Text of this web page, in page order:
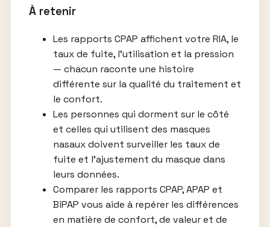
À retenir
Les rapports CPAP affichent votre RIA, le
taux de fuite, l’utilisation et la pression
— chacun raconte une histoire
différente sur la qualité du traitement et
le confort.
Les personnes qui dorment sur le côté
et celles qui utilisent des masques
nasaux doivent surveiller les taux de
fuite et l’ajustement du masque dans
leurs données.
Comparer les rapports CPAP, APAP et
BiPAP vous aide à repérer les différences
en matière de confort, de valeur et de